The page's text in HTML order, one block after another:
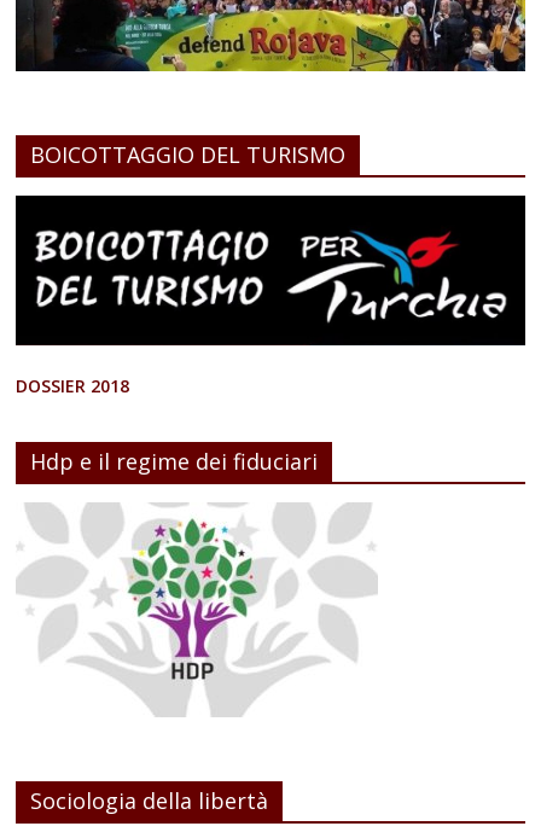
BOICOTTAGGIO DEL TURISMO
DOSSIER 2018
Hdp e il regime dei fiduciari
Sociologia della libertà